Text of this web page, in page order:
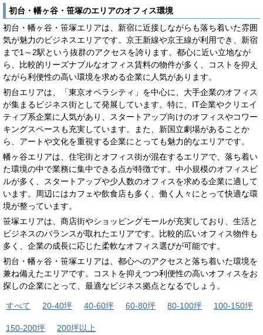
初台・幡ヶ谷・笹塚のエリアのオフィス環境
初台・幡ヶ谷・笹塚エリアは、新宿に近接しながらも落ち着いた雰囲
気が魅力のビジネスエリアです。京王新線や京王線が利用でき、新宿
まで1～2駅という抜群のアクセスを誇ります。都心に近い立地なが
ら、比較的リーズナブルなオフィス賃料の物件が多く、コストを抑え
ながら利便性の高い環境を求める企業に人気があります。
初台エリアは、「東京オペラシティ」を中心に、大手企業のオフィス
が集まるビジネス街として発展しています。特に、IT企業やクリエイ
ティブ系企業に人気があり、スタートアップ向けのオフィスやコワー
キングスペースも充実しています。また、新国立劇場があることか
ら、アートや文化を重視する企業にとっても魅力的なエリアです。
幡ヶ谷エリアは、住宅街とオフィス街が混在するエリアで、落ち着い
た環境の中で業務に集中できる点が特徴です。中小規模のオフィスビ
ルが多く、スタートアップや少人数のオフィスを求める企業に適して
います。周辺にはカフェや飲食店も多く、働く人々にとって快適な環
境が整っています。
笹塚エリアは、商店街やショッピングモールが充実しており、生活と
ビジネスのバランスが取れたエリアです。比較的広いオフィス物件も
多く、企業の成長に応じた柔軟なオフィス選びが可能です。
初台・幡ヶ谷・笹塚エリアは、都心へのアクセスと落ち着いた環境を
兼ね備えたエリアです。コストを抑えつつ利便性の高いオフィスをお
探しの企業にとって、最適なビジネス拠点となるでしょう。
すべて 20-40坪 40-60坪 60-80坪 80-100坪 100-150坪
150-200坪 200坪以上